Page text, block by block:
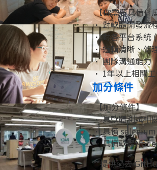
【你需要具備什
• 對軟體開發流
• 對各平台系統
• 邏輯清晰、條
• 團隊溝通能力
• 1年以上相關
加分條件
【加分條件】
• 具軟體測試相
• 具備 selenium
• 具備軟體
**提供過去